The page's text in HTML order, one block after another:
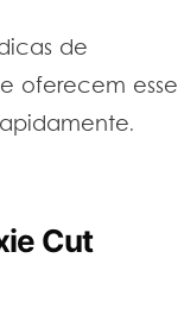
de
oferecem esse
Cut